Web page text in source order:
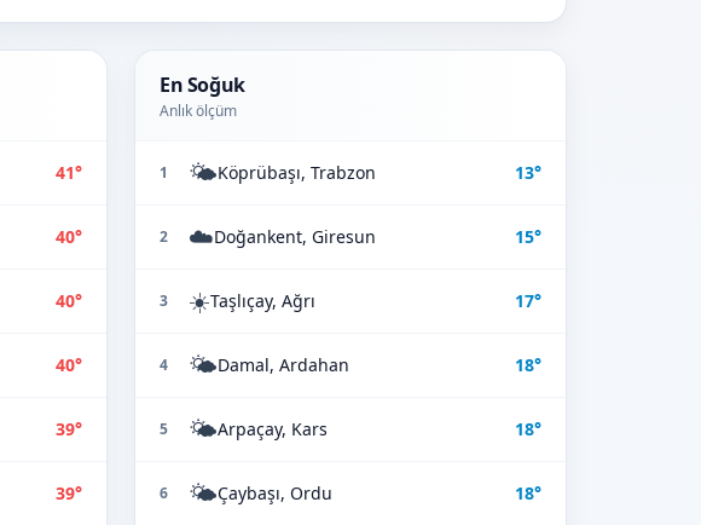
41°
40°
40°
40°
39°
39°
En Soğuk
Anlık ölçüm
1 🌤️Köprübaşı, Trabzon 13°
2 ☁️Doğankent, Giresun 15°
3 ☀️Taşlıçay, Ağrı 17°
4 🌤️Damal, Ardahan 18°
5 🌤️Arpaçay, Kars 18°
6 🌤️Çaybaşı, Ordu 18°